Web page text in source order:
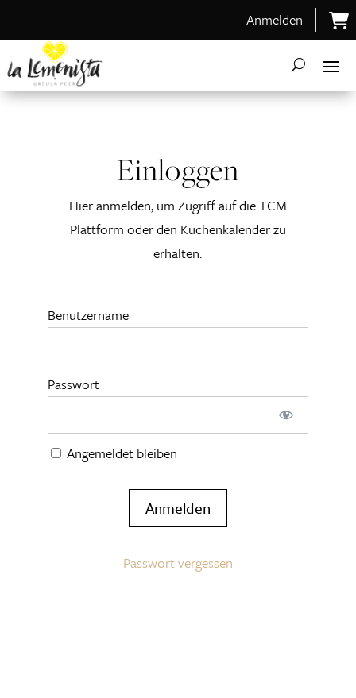
Anmelden
Einloggen
Hier anmelden, um Zugriff auf die TCM
Plattform oder den Küchenkalender zu
erhalten.
Benutzername
Passwort
Angemeldet bleiben
Passwort vergessen